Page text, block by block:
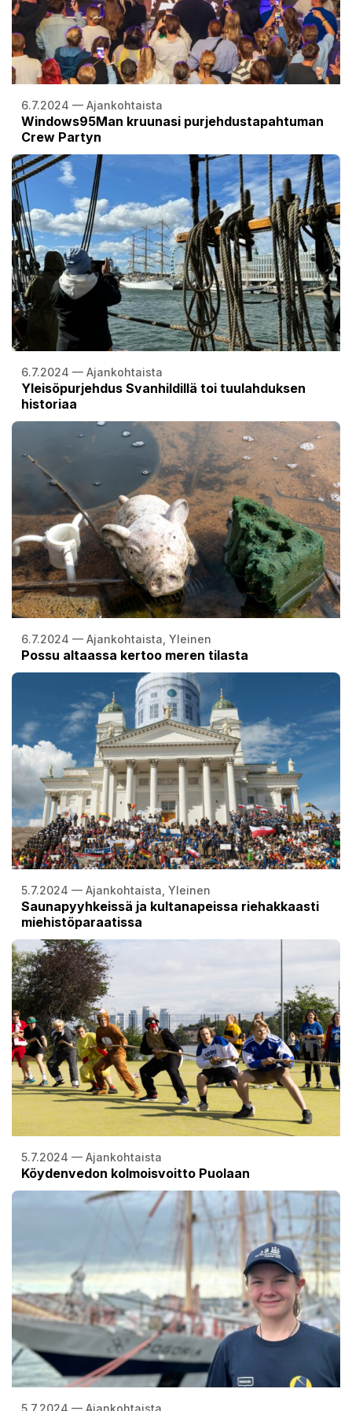
6.7.2024 — Ajankohtaista
Windows95Man kruunasi purjehdustapahtuman
Crew Partyn
6.7.2024 — Ajankohtaista
Yleisöpurjehdus Svanhildillä toi tuulahduksen
historiaa
6.7.2024 — Ajankohtaista, Yleinen
Possu altaassa kertoo meren tilasta
5.7.2024 — Ajankohtaista, Yleinen
Saunapyyhkeissä ja kultanapeissa riehakkaasti
miehistöparaatissa
5.7.2024 — Ajankohtaista
Köydenvedon kolmoisvoitto Puolaan
5.7.2024 — Ajankohtaista